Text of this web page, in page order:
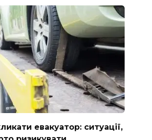
евакуатор: ситуації,